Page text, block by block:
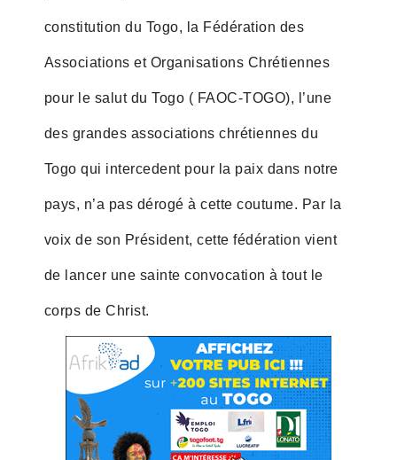
constitution du Togo, la Fédération des
Associations et Organisations Chrétiennes
pour le salut du Togo ( FAOC-TOGO), l’une
des grandes associations chrétiennes du
Togo qui intercedent pour la paix dans notre
pays, n’a pas dérogé à cette coutume. Par la
voix de son Président, cette fédération vient
de lancer une sainte convocation à tout le
corps de Christ.